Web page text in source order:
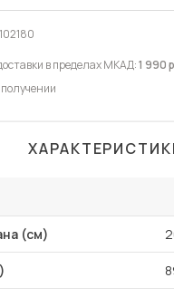
102180
в пределах МКАД:1 990
(см)